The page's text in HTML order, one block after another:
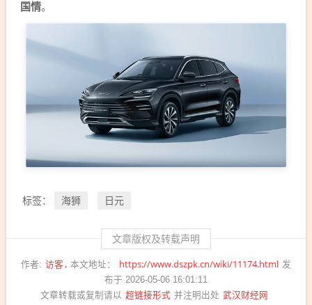
国情。
标签： 海狮 日元
文章版权及转载声明
作者: 访客 本文地址： https://www.dszpk.cn/wiki/11174.html 发
布于 2026-05-06 16:01:11
文章转载或复制请以 超链接形式 并注明出处 武汉财经网